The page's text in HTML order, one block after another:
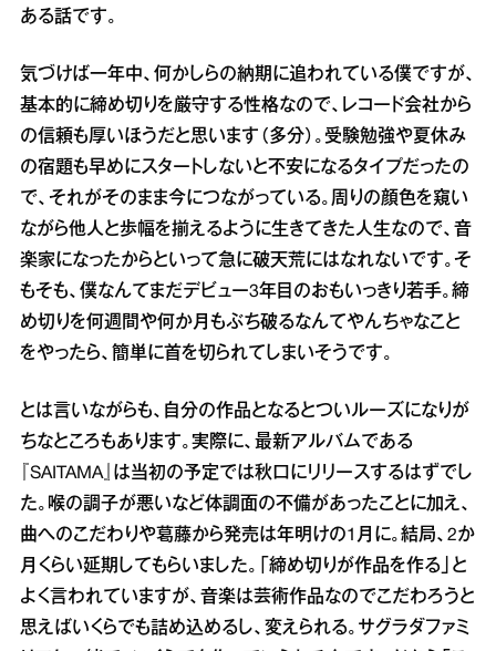
ある話です。
気づけば一年中、何かしらの納期に追われている僕ですが、
基本的に締め切りを厳守する性格なので、レコード会社から
の信頼も厚いほうだと思います（多分）。受験勉強や夏休み
の宿題も早めにスタートしないと不安になるタイプだったの
で、それがそのまま今につながっている。周りの顔色を窺い
ながら他人と歩幅を揃えるように生きてきた人生なので、音
楽家になったからといって急に破天荒にはなれないです。そ
もそも、僕なんてまだデビュー3年目のおもいっきり若手。締
め切りを何週間や何か月もぶち破るなんてやんちゃなこと
をやったら、簡単に首を切られてしまいそうです。
とは言いながらも、自分の作品となるとついルーズになりが
ちなところもあります。実際に、最新アルバムである
『SAITAMA』は当初の予定では秋口にリリースするはずでし
た。喉の調子が悪いなど体調面の不備があったことに加え、
曲へのこだわりや葛藤から発売は年明けの1月に。結局、2か
月くらい延期してもらいました。「締め切りが作品を作る」と
よく言われていますが、音楽は芸術作品なのでこだわろうと
思えばいくらでも詰め込めるし、変えられる。サグラダファミ